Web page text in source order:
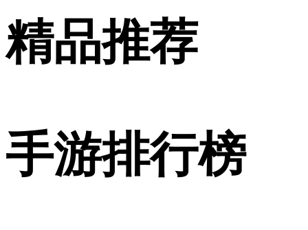
精品推荐
手游排行榜